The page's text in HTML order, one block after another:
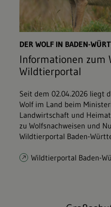
DER WOLF IN BADEN-
Informationen zum
Wildtierportal
Seit dem 02.04.2026 liegt
Wolf im Land beim
Landwirtschaft und
zu Wolfsnachweisen und
Wildtierportal Baden-
Wildtierportal Baden-